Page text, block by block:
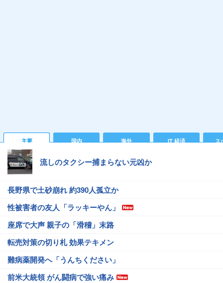
主要 国内 海外 IT 経済 ス
流しのタクシー捕まらない元凶か
長野県で土砂崩れ 約390人孤立か
性被害者の友人「ラッキーやん」
座席で大声 親子の「滑稽」末路
転売対策の切り札 効果テキメン
難病薬開発へ「うんちください」
前米大統領 がん闘病で強い痛み